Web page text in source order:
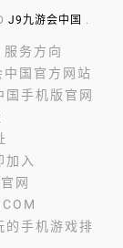
J9九游会中国
服务方向
国官方网站
手机版官网
加入
网
的手机游戏排